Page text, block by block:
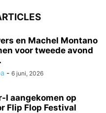
en Machel Montano
voor tweede avond
- 6 juni, 2026
I aangekomen op
Flip Flop Festival